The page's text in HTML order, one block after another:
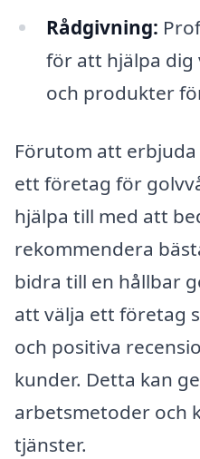
Rådgivning:
för att hjälpa dig
och produkter
Förutom att
ett företag för
hjälpa till med att
rekommendera
bidra till en hållbar
att välja ett företag
och positiva
kunder. Detta kan
arbetsmetoder och
tjänster.